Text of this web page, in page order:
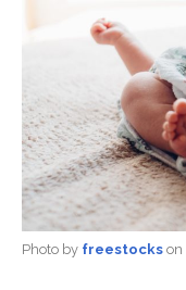
Photo by freestockson